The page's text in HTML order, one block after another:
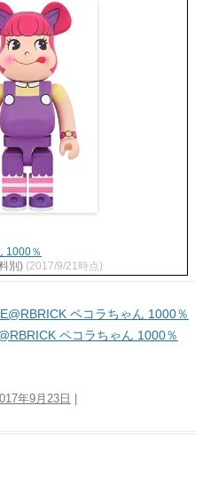
1000％
別) (2017/9/21時点)
ペコラちゃん 1000％
ペコラちゃん 1000％
年9月23日